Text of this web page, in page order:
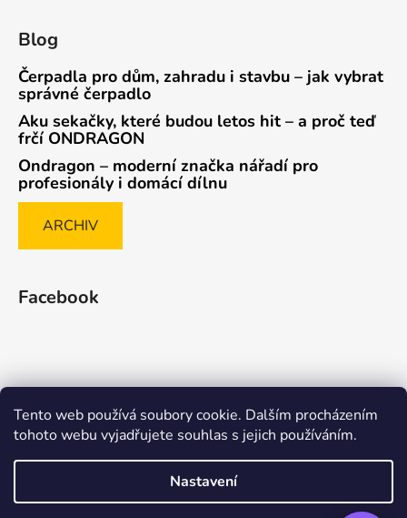
Tento web používá soubory cookie. Dalším procházením
tohoto webu vyjadřujete souhlas s jejich používáním.
Nastavení
Blog
Čerpadla pro dům, zahradu i stavbu – jak vybrat
správné čerpadlo
Aku sekačky, které budou letos hit – a proč teď
frčí ONDRAGON
Ondragon – moderní značka nářadí pro
profesionály i domácí dílnu
ARCHIV
Facebook
Způsob ověřování recenzí